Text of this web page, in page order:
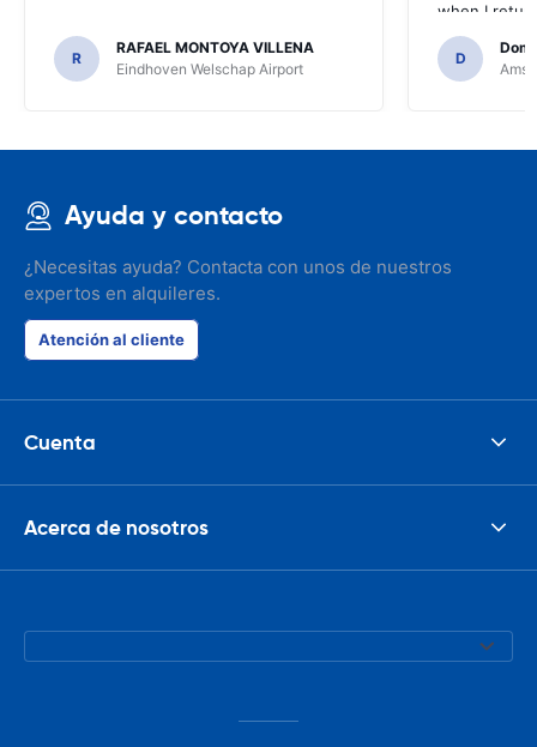
R
RAFAEL MONTOYA VILLENA
Eindhoven Welschap Airport
when I
the desk
will be
check the
like. I've
D
Ayuda y contacto
¿Necesitas ayuda? Contacta con unos de nuestros
expertos en alquileres.
Atención al cliente
Cuenta
Acerca de nosotros